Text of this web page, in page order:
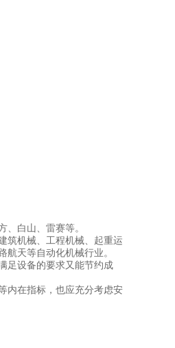
白山、雷赛等。
机械、工程机械、起重运
天等自动化机械行业。
足设备的要求又能节约成
内在指标，也应充分考虑安